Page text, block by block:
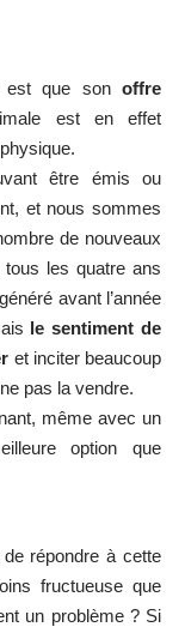
est que son offre
est en effet
être émis ou
et nous sommes
de nouveaux
les quatre ans
avant l’année
le sentiment de
et inciter beaucoup
pas la vendre.
même avec un
option que
répondre à cette
fructueuse que
un problème ? Si